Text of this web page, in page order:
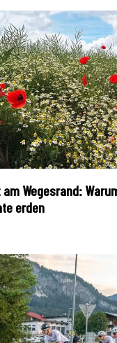
Wegesrand:
erden